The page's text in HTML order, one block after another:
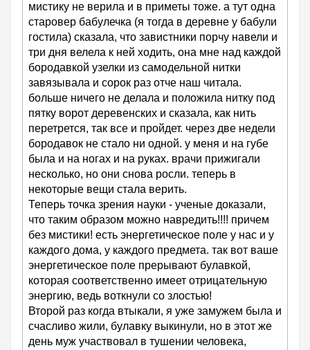
мистику не верила и в приметы тоже. а тут одна
старовер бабулечка (я тогда в деревне у бабули
гостила) сказала, что завистники порчу навели и
три дня велела к ней ходить, она мне над каждой
бородавкой узелки из самодельной нитки
завязывала и сорок раз отче наш читала.
больше ничего не делала и положила нитку под
пятку ворот деревенских и сказала, как нить
перетрется, так все и пройдет. через две недели
бородавок не стало ни одной. у меня и на губе
была и на ногах и на руках. врачи прижигали
несколько, но они снова росли. теперь в
некоторые вещи стала верить.
Теперь точка зрения науки - ученые доказали,
что таким образом можно навредить!!!! причем
без мистики! есть энергетическое поле у нас и у
каждого дома, у каждого предмета. так вот ваше
энергетическое поле прерывают булавкой,
которая соответственно имеет отрицательную
энергию, ведь воткнули со злостью!
Второй раз когда втыкали, я уже замужем была и
счасливо жили, булавку выкинули, но в этот же
день муж участвовал в тушении человека,